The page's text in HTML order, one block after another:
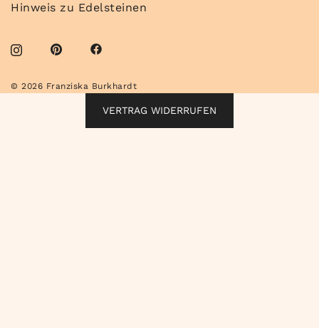
Hinweis zu Edelsteinen
© 2026 Franziska Burkhardt
VERTRAG WIDERRUFEN